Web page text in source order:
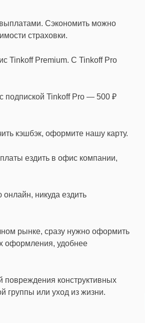
Сэкономить можно
страховки.
Tinkoff Premium. С Tinkoff Pro
подпиской Tinkoff Pro — 500 ₽
кэшбэк, оформите нашу карту.
ездить в офис компании,
никуда ездить
рынке, сразу нужно оформить
оформления, удобнее
повреждения конструктивных
группы или уход из жизни.